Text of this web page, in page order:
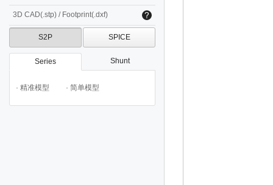
3D CAD(.stp) / Footprint(.dxf)
S2P SPICE
Series Shunt
· 精准模型 · 简单模型